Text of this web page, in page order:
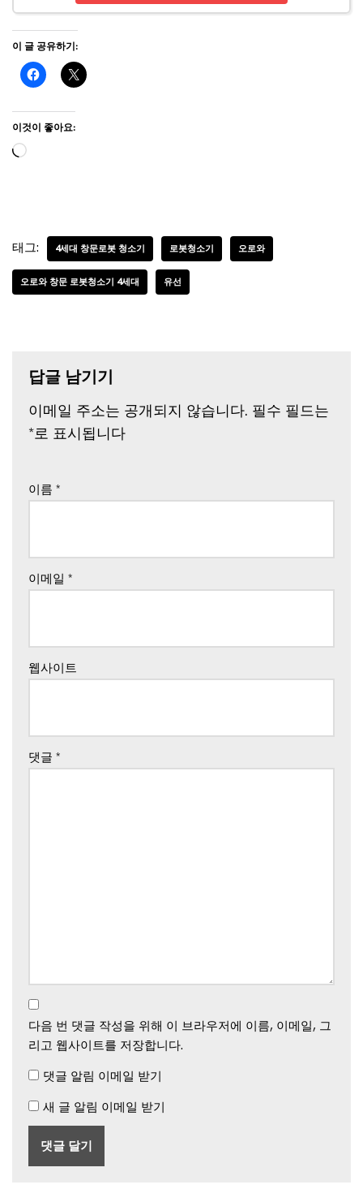
이 글 공유하기:
이것이 좋아요:
태그: 4세대 창문로봇 청소기 로봇청소기 오로와
오로와 창문 로봇청소기 4세대 유선
답글 남기기
이메일 주소는 공개되지 않습니다. 필수 필드는
*로 표시됩니다
이름 *
이메일 *
웹사이트
댓글 *
다음 번 댓글 작성을 위해 이 브라우저에 이름, 이메일, 그
리고 웹사이트를 저장합니다.
댓글 알림 이메일 받기
새 글 알림 이메일 받기